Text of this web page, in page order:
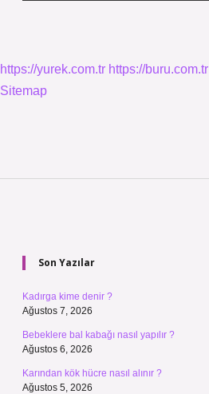
https://yurek.com.tr https://buru.com.tr
Sitemap
Son Yazılar
Kadırga kime denir ?
Ağustos 7, 2026
Bebeklere bal kabağı nasıl yapılır ?
Ağustos 6, 2026
Karından kök hücre nasıl alınır ?
Ağustos 5, 2026